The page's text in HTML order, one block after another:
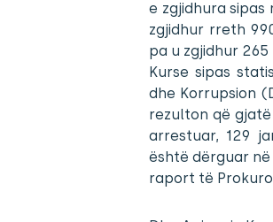
e zgjidhura
zgjidhur rreth
pa u zgjidhur
Kurse sipas
dhe Korrupsion
rezulton që gjatë
arrestuar, 129
është dërguar
raport të